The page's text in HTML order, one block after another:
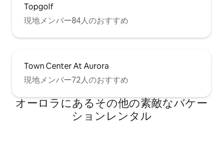
Topgolf
現地メンバー84人のおすすめ
Town Center At Aurora
現地メンバー72人のおすすめ
オーロラにあるその他の素敵なバケー
ションレンタル